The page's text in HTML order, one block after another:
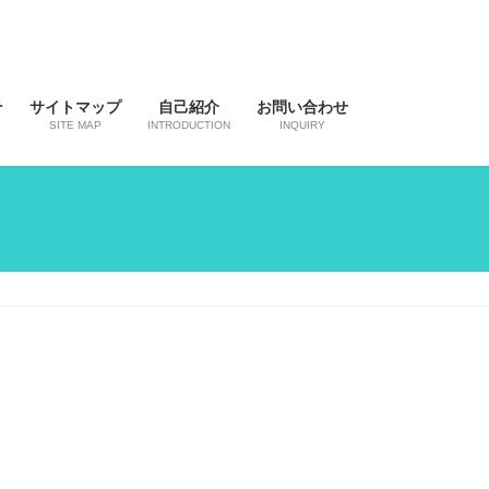
サイトマップ
SITE MAP
自己紹介
INTRODUCTION
お問い合わせ
INQUIRY